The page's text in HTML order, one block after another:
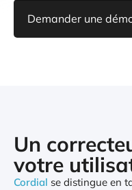
Demander une
Un
votre
Cordial se distingue en